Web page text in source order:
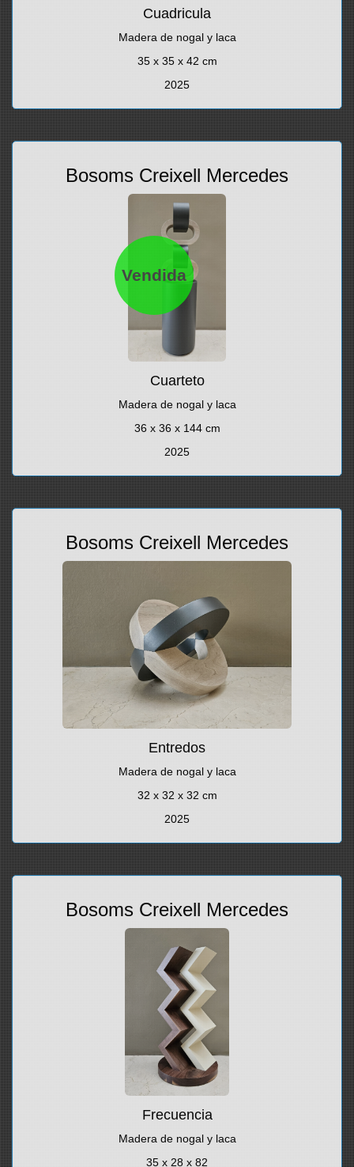
Cuadricula
Madera de nogal y laca
35 x 35 x 42 cm
2025
Vendida
Bosoms Creixell Mercedes
Cuarteto
Madera de nogal y laca
36 x 36 x 144 cm
2025
Bosoms Creixell Mercedes
Entredos
Madera de nogal y laca
32 x 32 x 32 cm
2025
Bosoms Creixell Mercedes
Frecuencia
Madera de nogal y laca
35 x 28 x 82